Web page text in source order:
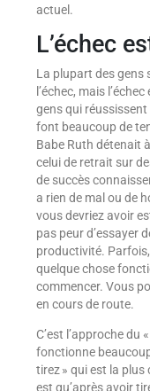
actuel.
L’échec
La plupart des gens
l’échec, mais
gens qui
font beaucoup de
Babe Ruth détenait
celui de retrait sur
de succès
a rien de mal ou de
vous devriez avoir
pas peur d’essayer
productivité.
quelque chose
commencer. Vous
en cours de route.
C’est l’approche du
fonctionne
tirez » qui est la
est qu’après avoir